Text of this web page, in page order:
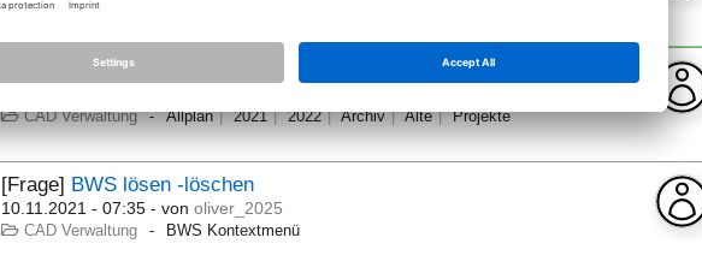
Archiv-Ordner, Archiv-Rechner
CAD Verwaltung Allplan 2021 2022 Archiv Alte Projekte
[Frage] BWS lösen -löschen
10.11.2021 - 07:35 - vonoliver_2025
CAD Verwaltung BWS Kontextmenü